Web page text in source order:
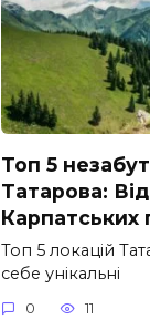
Топ 5
Татарова:
Карпатських
Топ 5 локацій
себе унікальні
0 11